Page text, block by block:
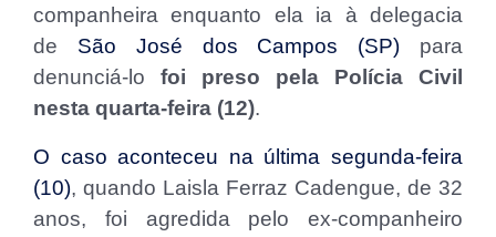
companheira enquanto ela ia à delegacia
de São José dos Campos (SP) para
denunciá-lo foi preso pela Polícia Civil
nesta quarta-feira (12).
O caso aconteceu na última segunda-feira
(10), quando Laisla Ferraz Cadengue, de 32
anos, foi agredida pelo ex-companheiro